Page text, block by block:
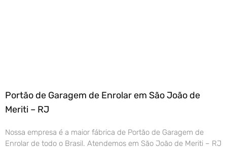
Portão de Garagem de Enrolar em São João de
Meriti – RJ
Nossa empresa é a maior fábrica de Portão de Garagem de
Enrolar de todo o Brasil. Atendemos em São João de Meriti – RJ